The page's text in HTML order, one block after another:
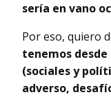
sería en vano
Por eso, quiero
tenemos
(sociales y
adverso,